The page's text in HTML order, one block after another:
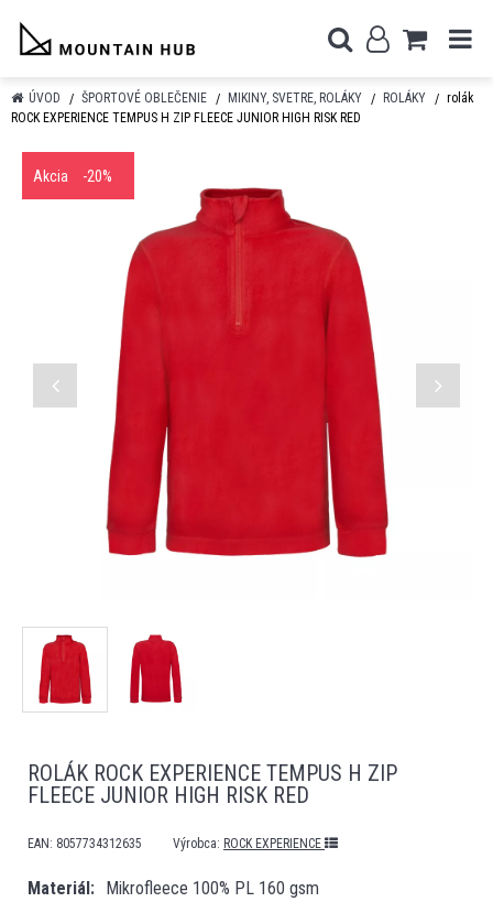
ÚVOD ŠPORTOVÉ OBLEČENIE MIKINY, SVETRE, ROLÁKY ROLÁKY
rolák
ROCK EXPERIENCE TEMPUS H ZIP FLEECE JUNIOR HIGH RISK RED
Akcia -20%
ROLÁK ROCK EXPERIENCE TEMPUS H ZIP
FLEECE JUNIOR HIGH RISK RED
EAN: 8057734312635 Výrobca: ROCK EXPERIENCE
Materiál
Mikrofleece 100% PL 160 gsm